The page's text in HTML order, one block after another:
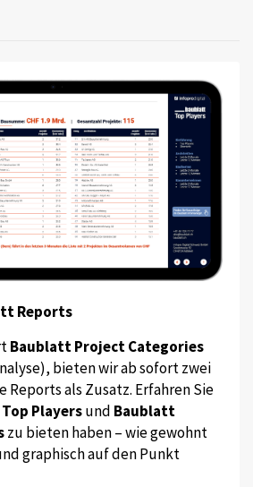
Reports
Baublatt Project Categories
bieten wir ab sofort zwei
als Zusatz. Erfahren Sie
Playersund Baublatt
zu bieten haben – wie gewohnt
graphisch auf den Punkt